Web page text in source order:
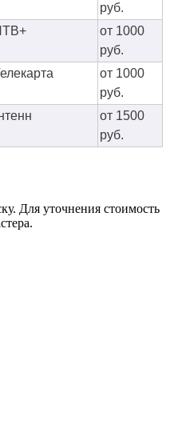
руб.
от 1000
руб.
от 1000
руб.
от 1500
руб.
Для уточнения стоимость